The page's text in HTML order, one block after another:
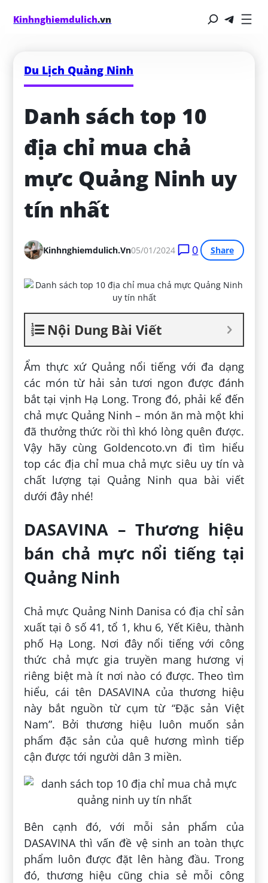
Kinhnghiemdulich.vn
Du Lịch Quảng Ninh
Danh sách top 10
địa chỉ mua chả
mực Quảng Ninh uy
tín nhất
Kinhnghiemdulich.vn05/01/2024 0 Share
Nội Dung Bài Viết
Ẩm thực xứ Quảng nổi tiếng với đa dạng
các món từ hải sản tươi ngon được đánh
bắt tại vịnh Hạ Long. Trong đó, phải kể đến
chả mực Quảng Ninh – món ăn mà một khi
đã thưởng thức rồi thì khó lòng quên được.
Vậy hãy cùng Goldencoto.vn đi tìm hiểu
top các địa chỉ mua chả mực siêu uy tín và
chất lượng tại Quảng Ninh qua bài viết
dưới đây nhé!
DASAVINA – Thương hiệu
bán chả mực nổi tiếng tại
Quảng Ninh
Chả mực Quảng Ninh Danisa có địa chỉ sản
xuất tại ô số 41, tổ 1, khu 6, Yết Kiêu, thành
phố Hạ Long. Nơi đây nổi tiếng với công
thức chả mực gia truyền mang hương vị
riêng biệt mà ít nơi nào có được. Theo tìm
hiểu, cái tên DASAVINA của thương hiệu
này bắt nguồn từ cụm từ “Đặc sản Việt
Nam”. Bởi thương hiệu luôn muốn sản
phẩm đặc sản của quê hương mình tiếp
cận được tới người dân 3 miền.
Bên cạnh đó, với mỗi sản phẩm của
DASAVINA thì vấn đề vệ sinh an toàn thực
phẩm luôn được đặt lên hàng đầu. Trong
đó, thương hiệu cũng chia sẻ mỗi công